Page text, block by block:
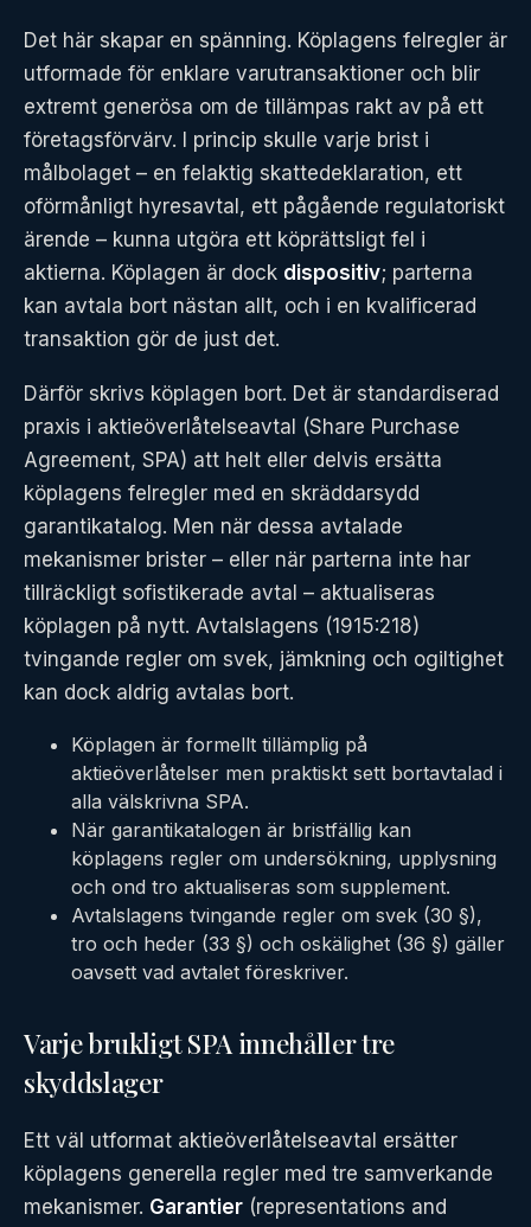
Det här skapar en spänning. Köplagens felregler är
utformade för enklare varutransaktioner och blir
extremt generösa om de tillämpas rakt av på ett
företagsförvärv. I princip skulle varje brist i
målbolaget – en felaktig skattedeklaration, ett
oförmånligt hyresavtal, ett pågående regulatoriskt
ärende – kunna utgöra ett köprättsligt fel i
aktierna. Köplagen är dock dispositiv; parterna
kan avtala bort nästan allt, och i en kvalificerad
transaktion gör de just det.
Därför skrivs köplagen bort. Det är standardiserad
praxis i aktieöverlåtelseavtal (Share Purchase
Agreement, SPA) att helt eller delvis ersätta
köplagens felregler med en skräddarsydd
garantikatalog. Men när dessa avtalade
mekanismer brister – eller när parterna inte har
tillräckligt sofistikerade avtal – aktualiseras
köplagen på nytt. Avtalslagens (1915:218)
tvingande regler om svek, jämkning och ogiltighet
kan dock aldrig avtalas bort.
Köplagen är formellt tillämplig på
aktieöverlåtelser men praktiskt sett bortavtalad i
alla välskrivna SPA.
När garantikatalogen är bristfällig kan
köplagens regler om undersökning, upplysning
och ond tro aktualiseras som supplement.
Avtalslagens tvingande regler om svek (30 §),
tro och heder (33 §) och oskälighet (36 §) gäller
oavsett vad avtalet föreskriver.
Varje brukligt SPA innehåller tre
skyddslager
Ett väl utformat aktieöverlåtelseavtal ersätter
köplagens generella regler med tre samverkande
mekanismer. Garantier (representations and